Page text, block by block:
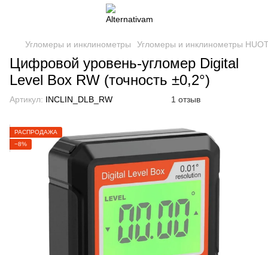
Угломеры и инклинометры Угломеры и инклинометры
Цифровой уровень-угломер Digital
Level Box RW (точность ±0,2°)
Артикул: INCLIN_DLB_RW 1 отзыв
РАСПРОДАЖА
−8%